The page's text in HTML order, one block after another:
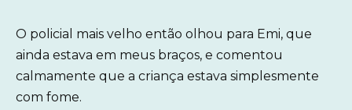
O policial mais velho então olhou para Emi, que
ainda estava em meus braços, e comentou
calmamente que a criança estava simplesmente
com fome.